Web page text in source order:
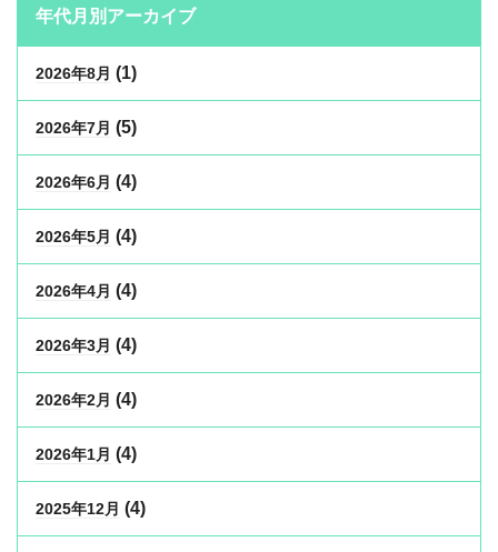
年代月別アーカイブ
2026年8月 (1)
2026年7月 (5)
2026年6月 (4)
2026年5月 (4)
2026年4月 (4)
2026年3月 (4)
2026年2月 (4)
2026年1月 (4)
2025年12月 (4)